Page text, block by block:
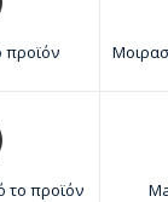
προϊόν
το προϊόν